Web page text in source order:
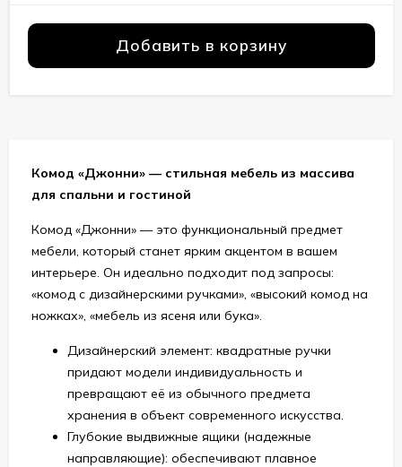
Добавить в корзину
Комод «Джонни» — стильная мебель из массива
для спальни и гостиной
Комод «Джонни» — это функциональный предмет
мебели, который станет ярким акцентом в вашем
интерьере. Он идеально подходит под запросы:
«комод с дизайнерскими ручками», «высокий комод на
ножках», «мебель из ясеня или бука».
Дизайнерский элемент: квадратные ручки
придают модели индивидуальность и
превращают её из обычного предмета
хранения в объект современного искусства.
Глубокие выдвижные ящики (надежные
направляющие): обеспечивают плавное